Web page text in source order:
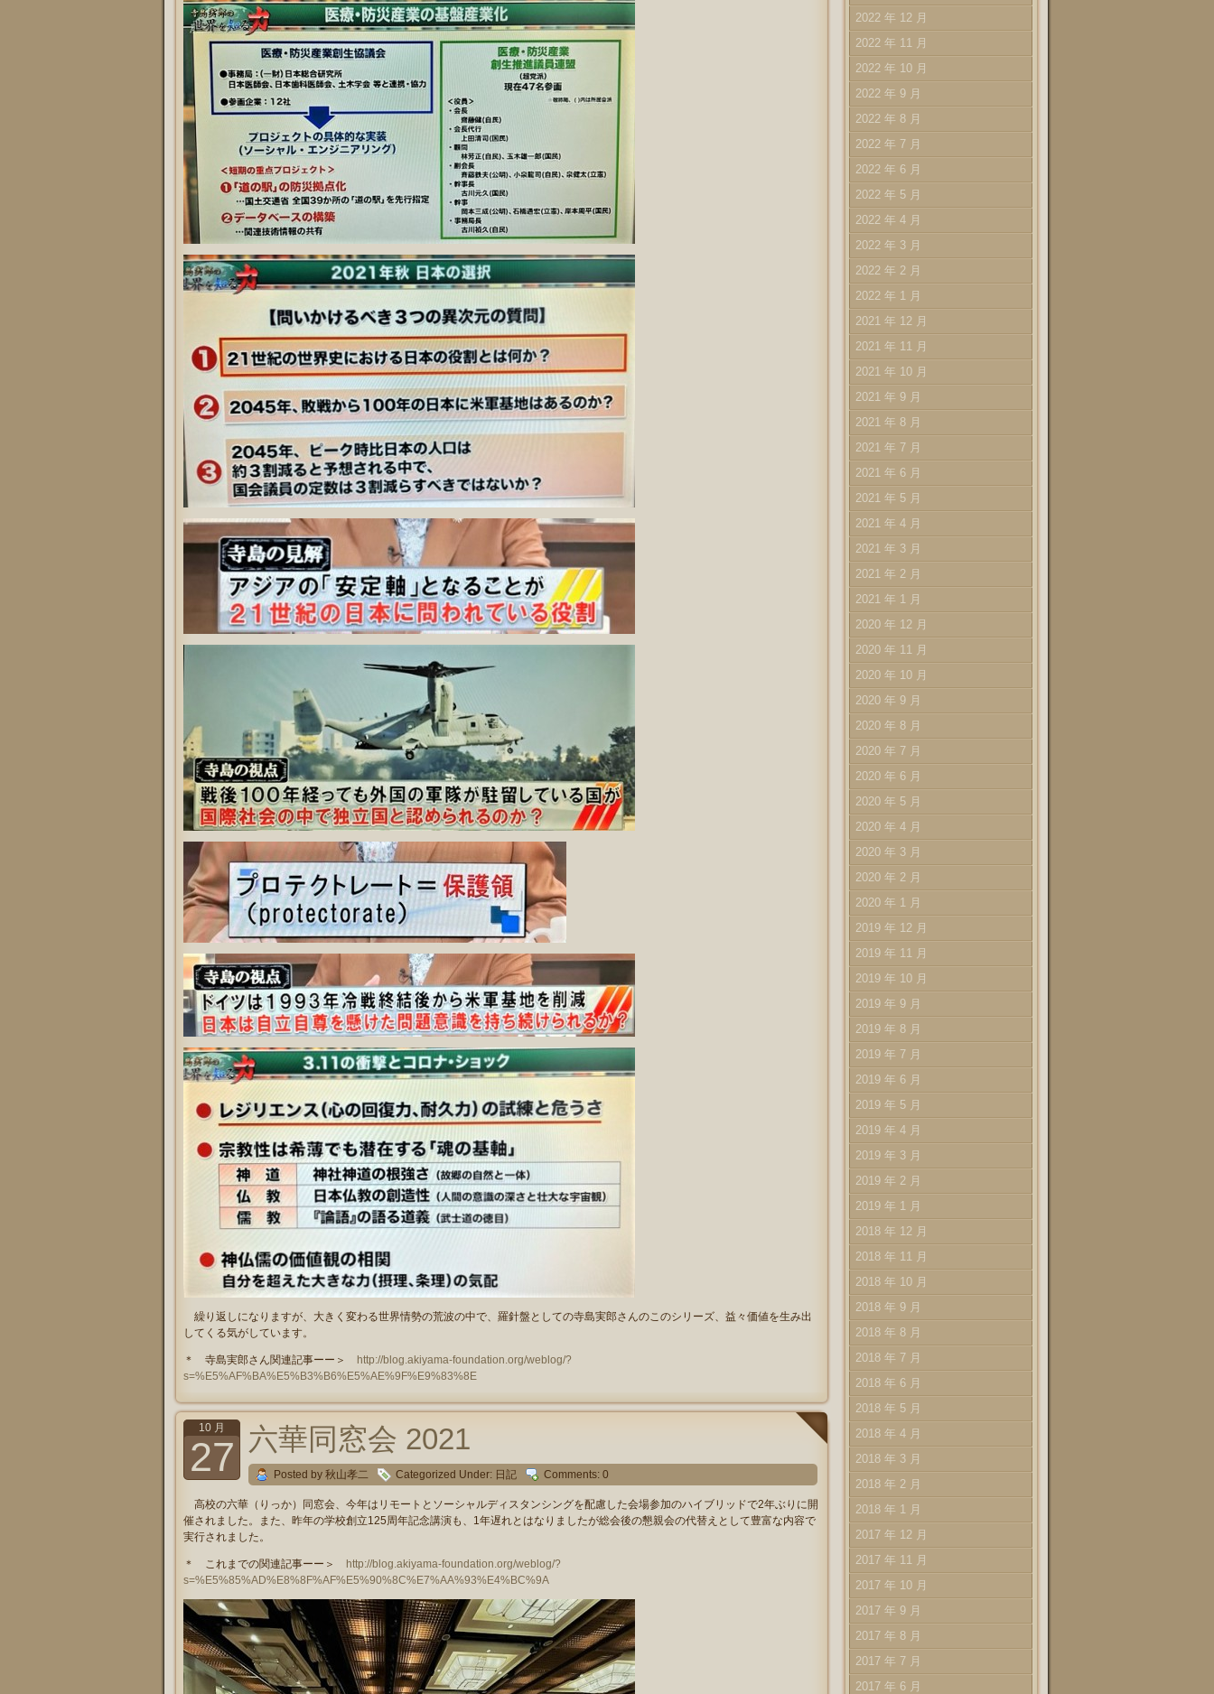
繰り返しになりますが、大きく変わる世界情勢の荒波の中で、羅針盤としての寺島実郎さんのこのシリーズ、益々価値を生み出
してくる気がしています。
＊ 寺島実郎さん関連記事ーー＞
http://blog.akiyama-foundation.org/weblog/?
s=%E5%AF%BA%E5%B3%B6%E5%AE%9F%E9%83%8E
10 月
27 六華同窓会 2021
Posted by 秋山孝二 Categorized Under: 日記 Comments: 0
高校の六華（りっか）同窓会、今年はリモートとソーシャルディスタンシングを配慮した会場参加のハイブリッドで2年ぶりに開
催されました。また、昨年の学校創立125周年記念講演も、1年遅れとはなりましたが総会後の懇親会の代替えとして豊富な内容で
実行されました。
＊ これまでの関連記事ーー＞
http://blog.akiyama-foundation.org/weblog/?
s=%E5%85%AD%E8%8F%AF%E5%90%8C%E7%AA%93%E4%BC%9A
2022 年 12 月
2022 年 11 月
2022 年 10 月
2022 年 9 月
2022 年 8 月
2022 年 7 月
2022 年 6 月
2022 年 5 月
2022 年 4 月
2022 年 3 月
2022 年 2 月
2022 年 1 月
2021 年 12 月
2021 年 11 月
2021 年 10 月
2021 年 9 月
2021 年 8 月
2021 年 7 月
2021 年 6 月
2021 年 5 月
2021 年 4 月
2021 年 3 月
2021 年 2 月
2021 年 1 月
2020 年 12 月
2020 年 11 月
2020 年 10 月
2020 年 9 月
2020 年 8 月
2020 年 7 月
2020 年 6 月
2020 年 5 月
2020 年 4 月
2020 年 3 月
2020 年 2 月
2020 年 1 月
2019 年 12 月
2019 年 11 月
2019 年 10 月
2019 年 9 月
2019 年 8 月
2019 年 7 月
2019 年 6 月
2019 年 5 月
2019 年 4 月
2019 年 3 月
2019 年 2 月
2019 年 1 月
2018 年 12 月
2018 年 11 月
2018 年 10 月
2018 年 9 月
2018 年 8 月
2018 年 7 月
2018 年 6 月
2018 年 5 月
2018 年 4 月
2018 年 3 月
2018 年 2 月
2018 年 1 月
2017 年 12 月
2017 年 11 月
2017 年 10 月
2017 年 9 月
2017 年 8 月
2017 年 7 月
2017 年 6 月